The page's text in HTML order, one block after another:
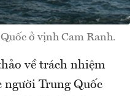
ở vịnh Cam Ranh.
về trách nhiệm
người Trung Quốc